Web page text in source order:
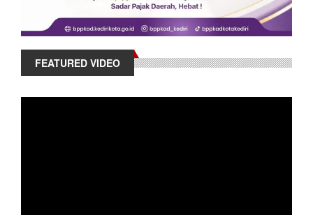
FEATURED VIDEO